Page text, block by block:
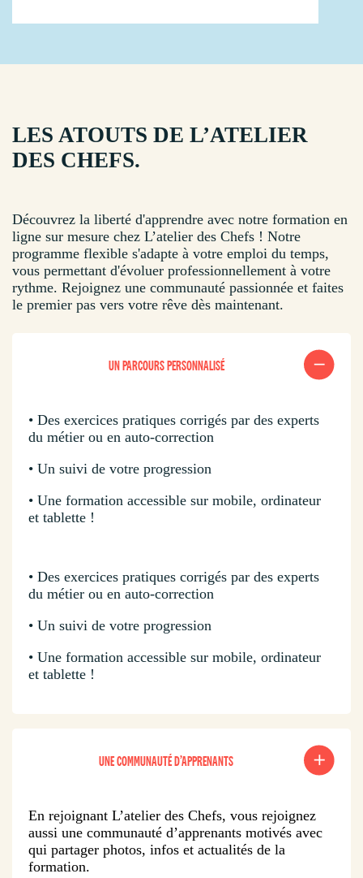
LES ATOUTS DE L’ATELIER
DES CHEFS.
Découvrez la liberté d'apprendre avec notre formation en
ligne sur mesure chez L’atelier des Chefs ! Notre
programme flexible s'adapte à votre emploi du temps,
vous permettant d'évoluer professionnellement à votre
rythme. Rejoignez une communauté passionnée et faites
le premier pas vers votre rêve dès maintenant.
UN PARCOURS PERSONNALISÉ
• Des exercices pratiques corrigés par des experts
du métier ou en auto-correction
• Un suivi de votre progression
• Une formation accessible sur mobile, ordinateur
et tablette !
• Des exercices pratiques corrigés par des experts
du métier ou en auto-correction
• Un suivi de votre progression
• Une formation accessible sur mobile, ordinateur
et tablette !
UNE COMMUNAUTÉ D’APPRENANTS
En rejoignant L’atelier des Chefs, vous rejoignez
aussi une communauté d’apprenants motivés avec
qui partager photos, infos et actualités de la
formation.